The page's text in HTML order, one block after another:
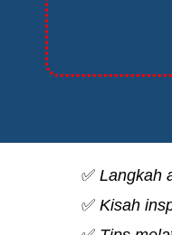
✅ Langkah
✅ Kisah